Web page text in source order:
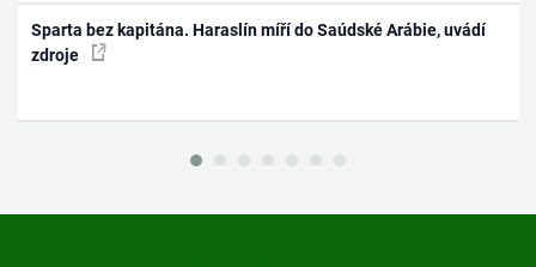
Sparta bez kapitána. Haraslín míří do Saúdské Arábie, uvádí
zdroje